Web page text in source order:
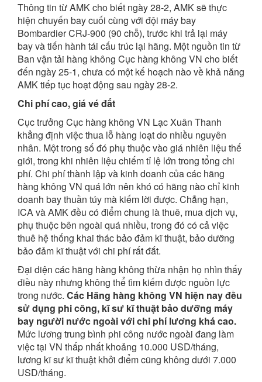
Thông tin từ AMK cho biết ngày 28-2, AMK sẽ thực
hiện chuyến bay cuối cùng với đội máy bay
Bombardier CRJ-900 (90 chỗ), trước khi trả lại máy
bay và tiến hành tái cấu trúc lại hãng. Một nguồn tin từ
Ban vận tải hàng không Cục hàng không VN cho biết
đến ngày 25-1, chưa có một kế hoạch nào về khả năng
AMK tiếp tục hoạt động sau ngày 28-2.
Chi phí cao, giá vé đắt
Cục trưởng Cục hàng không VN Lạc Xuân Thanh
khẳng định việc thua lỗ hàng loạt do nhiều nguyên
nhân. Một trong số đó phụ thuộc vào giá nhiên liệu thế
giới, trong khi nhiên liệu chiếm tỉ lệ lớn trong tổng chi
phí. Chi phí thành lập và kinh doanh của các hãng
hàng không VN quá lớn nên khó có hãng nào chỉ kinh
doanh bay thuần túy mà kiếm lời được. Chẳng hạn,
ICA và AMK đều có điểm chung là thuê, mua dịch vụ,
phụ thuộc bên ngoài quá nhiều, trong đó có cả việc
thuê hệ thống khai thác bảo đảm kĩ thuật, bảo dưỡng
bảo đảm kĩ thuật với chi phí rất đắt.
Đại diện các hãng hàng không thừa nhận họ nhìn thấy
điều này nhưng không thể tìm kiếm được nguồn lực
trong nước. Các Hãng hàng không VN hiện nay đều
sử dụng phi công, kĩ sư kĩ thuật bảo dưỡng máy
bay người nước ngoài với chi phí lương khá cao.
Mức lương trung bình phi công nước ngoài đang làm
việc tại VN thấp nhất khoảng 10.000 USD/tháng,
lương kĩ sư kĩ thuật khởi điểm cũng không dưới 7.000
USD/tháng.